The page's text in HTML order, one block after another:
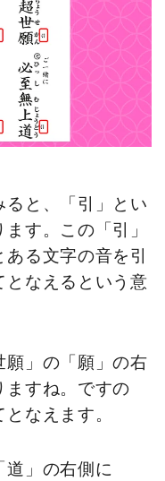
ると、「引」とい
す。この「引」
る文字の音を引
となえるという意
願」の「願」の右
ますね。ですの
なえます。
道」の右側に